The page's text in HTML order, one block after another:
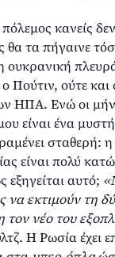
κανείς
θα τα πήγαινε
ουκρανική
Πούτιν, ούτε και
ΗΠΑ. Ενώ οι
είναι ένα
σταθερή: η
είναι πολύ
αυτό;
να εκτιμούν τη
νέο του
Η Ρωσία έχει